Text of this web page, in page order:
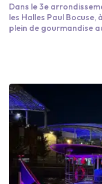
Dans le 3e
les Halles Paul
plein de gourmandise
tendance, service de
Forest : retrouvez-
collègues, Le Garage